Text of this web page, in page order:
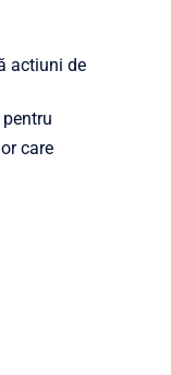
actiuni de
care